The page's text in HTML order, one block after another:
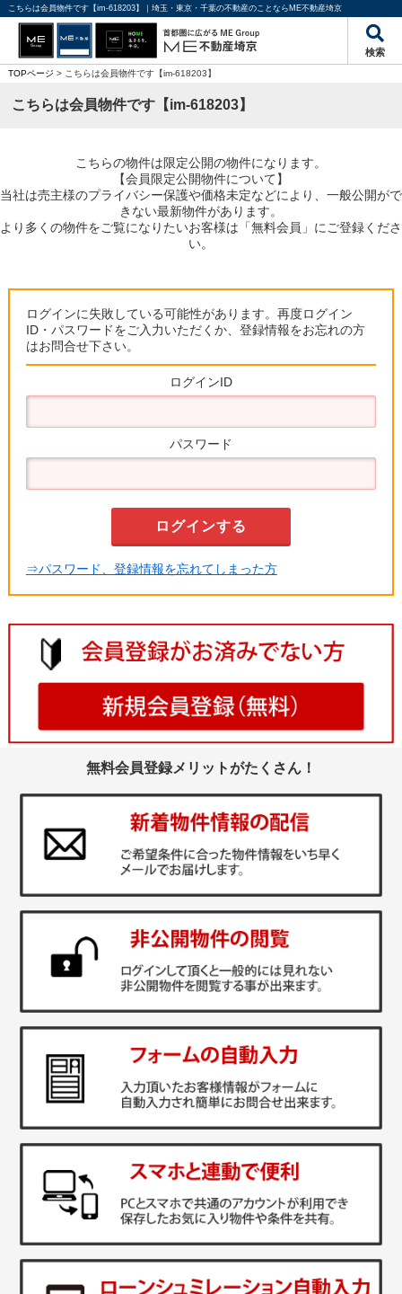
こちらは会員物件です【im-618203】｜埼玉・東京・千葉の不動産のことならME不動産埼京
検索
TOPページ > こちらは会員物件です【im-618203】
こちらは会員物件です【im-618203】
こちらの物件は限定公開の物件になります。
【会員限定公開物件について】
当社は売主様のプライバシー保護や価格未定などにより、一般公開がで
きない最新物件があります。
より多くの物件をご覧になりたいお客様は「無料会員」にご登録くださ
い。
ログインに失敗している可能性があります。再度ログイン
ID・パスワードをご入力いただくか、登録情報をお忘れの方
はお問合せ下さい。
ログインID
パスワード
⇒パスワード、登録情報を忘れてしまった方
無料会員登録メリットがたくさん！